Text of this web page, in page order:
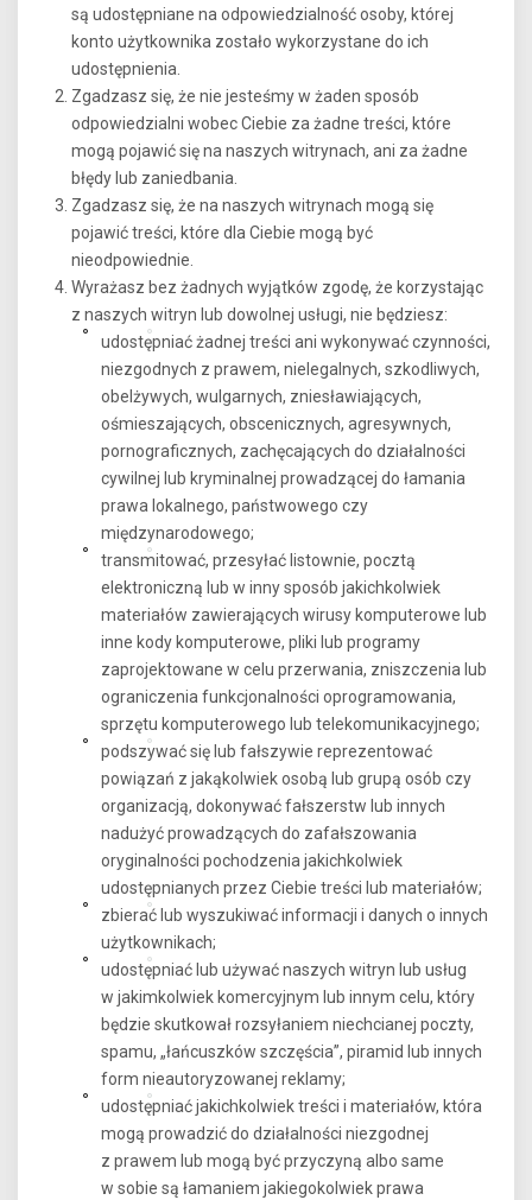
są udostępniane na odpowiedzialność osoby, której
konto użytkownika zostało wykorzystane do ich
udostępnienia.
Zgadzasz się, że nie jesteśmy w żaden sposób
odpowiedzialni wobec Ciebie za żadne treści, które
mogą pojawić się na naszych witrynach, ani za żadne
błędy lub zaniedbania.
Zgadzasz się, że na naszych witrynach mogą się
pojawić treści, które dla Ciebie mogą być
nieodpowiednie.
Wyrażasz bez żadnych wyjątków zgodę, że korzystając
z naszych witryn lub dowolnej usługi, nie będziesz:
udostępniać żadnej treści ani wykonywać czynności,
niezgodnych z prawem, nielegalnych, szkodliwych,
obelżywych, wulgarnych, zniesławiających,
ośmieszających, obscenicznych, agresywnych,
pornograficznych, zachęcających do działalności
cywilnej lub kryminalnej prowadzącej do łamania
prawa lokalnego, państwowego czy
międzynarodowego;
transmitować, przesyłać listownie, pocztą
elektroniczną lub w inny sposób jakichkolwiek
materiałów zawierających wirusy komputerowe lub
inne kody komputerowe, pliki lub programy
zaprojektowane w celu przerwania, zniszczenia lub
ograniczenia funkcjonalności oprogramowania,
sprzętu komputerowego lub telekomunikacyjnego;
podszywać się lub fałszywie reprezentować
powiązań z jakąkolwiek osobą lub grupą osób czy
organizacją, dokonywać fałszerstw lub innych
nadużyć prowadzących do zafałszowania
oryginalności pochodzenia jakichkolwiek
udostępnianych przez Ciebie treści lub materiałów;
zbierać lub wyszukiwać informacji i danych o innych
użytkownikach;
udostępniać lub używać naszych witryn lub usług
w jakimkolwiek komercyjnym lub innym celu, który
będzie skutkował rozsyłaniem niechcianej poczty,
spamu, „łańcuszków szczęścia”, piramid lub innych
form nieautoryzowanej reklamy;
udostępniać jakichkolwiek treści i materiałów, która
mogą prowadzić do działalności niezgodnej
z prawem lub mogą być przyczyną albo same
w sobie są łamaniem jakiegokolwiek prawa